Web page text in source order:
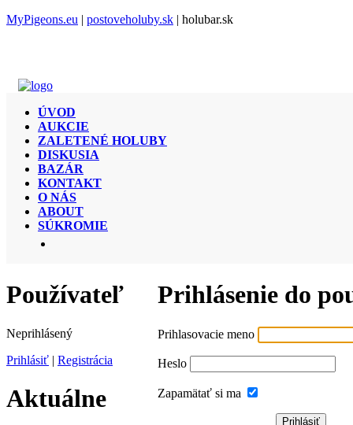
MyPigeons.eu | postoveholuby.sk | holubar.sk
ÚVOD
AUKCIE
ZALETENÉ HOLUBY
DISKUSIA
BAZÁR
KONTAKT
O NÁS
ABOUT
SÚKROMIE
Používateľ
Neprihlásený
Prihlásiť | Registrácia
Aktuálne
Prihlásenie do
Prihlasovacie meno
Heslo
Zapamätať si ma